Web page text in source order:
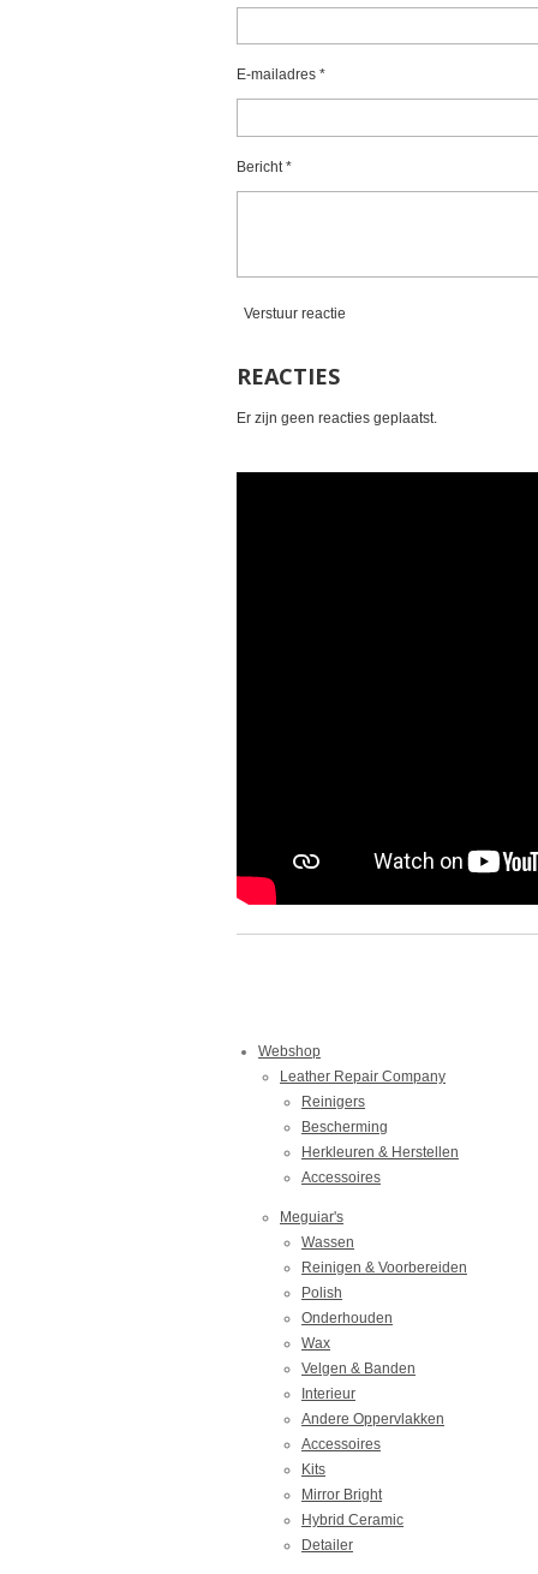
s
t
r
e
n
r
e
r
e
r
r
E-mailadres *
Bericht *
Verstuur reactie
REACTIES
Er zijn geen reacties geplaatst.
Webshop
Leather Repair Company
Reinigers
Bescherming
Herkleuren & Herstellen
Accessoires
Meguiar's
Wassen
Reinigen & Voorbereiden
Polish
Onderhouden
Wax
Velgen & Banden
Interieur
Andere Oppervlakken
Accessoires
Kits
Mirror Bright
Hybrid Ceramic
Detailer